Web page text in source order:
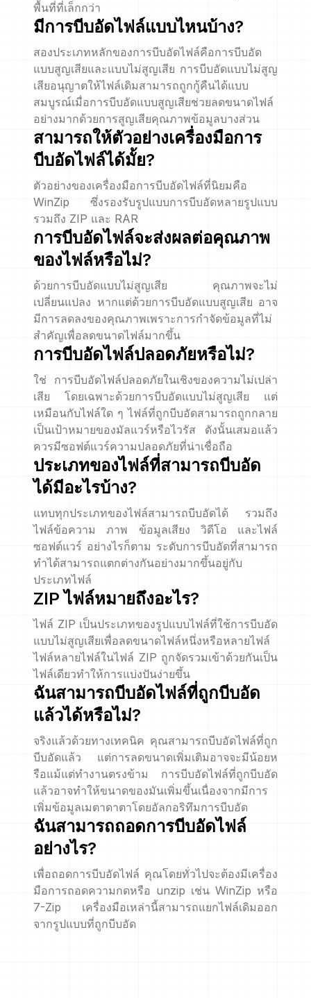
พื้นที่ที่เล็กกว่า
มีการบีบอัดไฟล์แบบไหนบ้าง?
สองประเภทหลักของการบีบอัดไฟล์คือการบีบอัด
แบบสูญเสียและแบบไม่สูญเสีย การบีบอัดแบบไม่สูญ
เสียอนุญาตให้ไฟล์เดิมสามารถถูกกู้คืนได้แบบ
สมบูรณ์เมื่อการบีบอัดแบบสูญเสียช่วยลดขนาดไฟล์
อย่างมากด้วยการสูญเสียคุณภาพข้อมูลบางส่วน
สามารถให้ตัวอย่างเครื่องมือการ
บีบอัดไฟล์ได้มั้ย?
ตัวอย่างของเครื่องมือการบีบอัดไฟล์ที่นิยมคือ
WinZip ซึ่งรองรับรูปแบบการบีบอัดหลายรูปแบบ
รวมถึง ZIP และ RAR
การบีบอัดไฟล์จะส่งผลต่อคุณภาพ
ของไฟล์หรือไม่?
ด้วยการบีบอัดแบบไม่สูญเสีย คุณภาพจะไม่
เปลี่ยนแปลง หากแต่ด้วยการบีบอัดแบบสูญเสีย อาจ
มีการลดลงของคุณภาพเพราะการกำจัดข้อมูลที่ไม่
สำคัญเพื่อลดขนาดไฟล์มากขึ้น
การบีบอัดไฟล์ปลอดภัยหรือไม่?
ใช่ การบีบอัดไฟล์ปลอดภัยในเชิงของความไม่เปล่า
เสีย โดยเฉพาะด้วยการบีบอัดแบบไม่สูญเสีย แต่
เหมือนกับไฟล์ใด ๆ ไฟล์ที่ถูกบีบอัดสามารถถูกกลาย
เป็นเป้าหมายของมัลแวร์หรือไวรัส ดังนั้นเสมอแล้ว
ควรมีซอฟต์แวร์ความปลอดภัยที่น่าเชื่อถือ
ประเภทของไฟล์ที่สามารถบีบอัด
ได้มีอะไรบ้าง?
แทบทุกประเภทของไฟล์สามารถบีบอัดได้ รวมถึง
ไฟล์ข้อความ ภาพ ข้อมูลเสียง วิดีโอ และไฟล์
ซอฟต์แวร์ อย่างไรก็ตาม ระดับการบีบอัดที่สามารถ
ทำได้สามารถแตกต่างกันอย่างมากขึ้นอยู่กับ
ประเภทไฟล์
ZIP ไฟล์หมายถึงอะไร?
ไฟล์ ZIP เป็นประเภทของรูปแบบไฟล์ที่ใช้การบีบอัด
แบบไม่สูญเสียเพื่อลดขนาดไฟล์หนึ่งหรือหลายไฟล์
ไฟล์หลายไฟล์ในไฟล์ ZIP ถูกจัดรวมเข้าด้วยกันเป็น
ไฟล์เดียวทำให้การแบ่งปันง่ายขึ้น
ฉันสามารถบีบอัดไฟล์ที่ถูกบีบอัด
แล้วได้หรือไม่?
จริงแล้วด้วยทางเทคนิค คุณสามารถบีบอัดไฟล์ที่ถูก
บีบอัดแล้ว แต่การลดขนาดเพิ่มเติมอาจจะมีน้อยห
รือแม้แต่ทำงานตรงข้าม การบีบอัดไฟล์ที่ถูกบีบอัด
แล้วอาจทำให้ขนาดของมันเพิ่มขึ้นเนื่องจากมีการ
เพิ่มข้อมูลเมตาดาตาโดยอัลกอริทึมการบีบอัด
ฉันสามารถถอดการบีบอัดไฟล์
อย่างไร?
เพื่อถอดการบีบอัดไฟล์ คุณโดยทั่วไปจะต้องมีเครื่อง
มือการถอดความกดหรือ unzip เช่น WinZip หรือ
7-Zip เครื่องมือเหล่านี้สามารถแยกไฟล์เดิมออก
จากรูปแบบที่ถูกบีบอัด